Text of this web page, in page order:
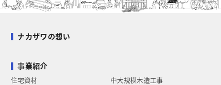
ナカザワの想い
事業紹介
住宅資材
中大規模木造工事